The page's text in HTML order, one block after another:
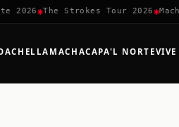
✱The Strokes Tour 2026✱
MACHACAPA'L NORTE